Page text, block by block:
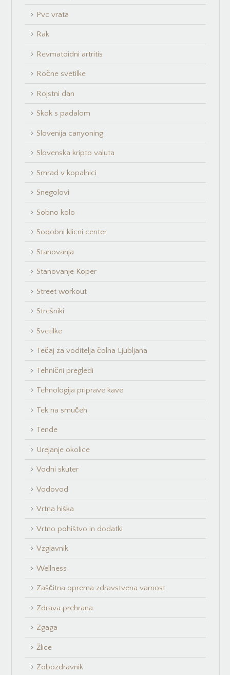
Pvc vrata
Rak
Revmatoidni artritis
Ročne svetilke
Rojstni dan
Skok s padalom
Slovenija canyoning
Slovenska kripto valuta
Smrad v kopalnici
Snegolovi
Sobno kolo
Sodobni klicni center
Stanovanja
Stanovanje Koper
Street workout
Strešniki
Svetilke
Tečaj za voditelja čolna Ljubljana
Tehnični pregledi
Tehnologija priprave kave
Tek na smučeh
Tende
Urejanje okolice
Vodni skuter
Vodovod
Vrtna hiška
Vrtno pohištvo in dodatki
Vzglavnik
Wellness
Zaščitna oprema zdravstvena varnost
Zdrava prehrana
Zgaga
Žlice
Zobozdravnik